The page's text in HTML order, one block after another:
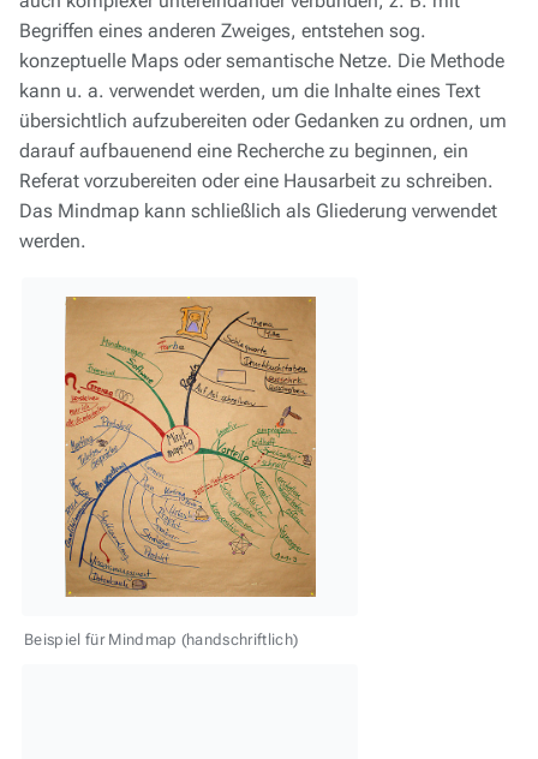
Begriffen eines anderen Zweiges, entstehen sog.
konzeptuelle Maps oder semantische Netze. Die Methode
kann u. a. verwendet werden, um die Inhalte eines Text
übersichtlich aufzubereiten oder Gedanken zu ordnen, um
darauf aufbauenend eine Recherche zu beginnen, ein
Referat vorzubereiten oder eine Hausarbeit zu schreiben.
Das Mindmap kann schließlich als Gliederung verwendet
werden.
Beispiel für Mindmap (handschriftlich)